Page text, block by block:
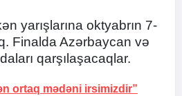
yarışlarına oktyabrın 7-
Finalda Azərbaycan və
qarşılaşacaqlar.
ortaq mədəni irsimizdir”